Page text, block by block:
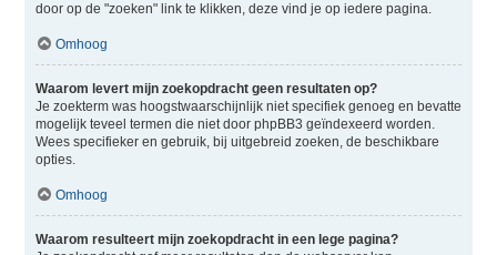
door op de "zoeken" link te klikken, deze vind je op iedere pagina.
Omhoog
Waarom levert mijn zoekopdracht geen resultaten op?
Je zoekterm was hoogstwaarschijnlijk niet specifiek genoeg en bevatte
mogelijk teveel termen die niet door phpBB3 geïndexeerd worden.
Wees specifieker en gebruik, bij uitgebreid zoeken, de beschikbare
opties.
Omhoog
Waarom resulteert mijn zoekopdracht in een lege pagina?